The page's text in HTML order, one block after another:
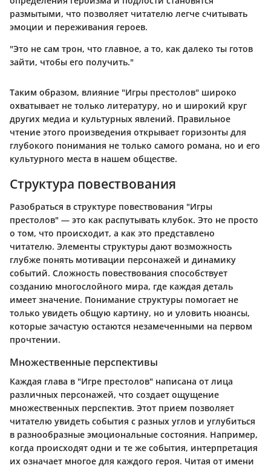
размытыми, что позволяет читателю легче считывать
эмоции и переживания героев.
"Это не сам трон, что главное, а то, как далеко ты готов
зайти, чтобы его получить."
Таким образом, влияние "Игры престолов" широко
охватывает не только литературу, но и широкий круг
других медиа и культурных явлений. Правильное
чтение этого произведения открывает горизонты для
глубокого понимания не только самого романа, но и его
культурного места в нашем обществе.
Структура повествования
Разобраться в структуре повествования "Игры
престолов" — это как распутывать клубок. Это не просто
о том, что происходит, а как это представлено
читателю. Элементы структуры дают возможность
глубже понять мотивации персонажей и динамику
событий. Сложность повествования способствует
созданию многослойного мира, где каждая деталь
имеет значение. Понимание структуры помогает не
только увидеть общую картину, но и уловить нюансы,
которые зачастую остаются незамеченными на первом
прочтении.
Множественные перспективы
Каждая глава в "Игре престолов" написана от лица
различных персонажей, что создает ощущение
множественных перспектив. Этот прием позволяет
читателю увидеть события с разных углов и углубиться
в разнообразные эмоциональные состояния. Например,
когда происходят одни и те же события, интерпретация
их означает многое для каждого героя. Читая от имени